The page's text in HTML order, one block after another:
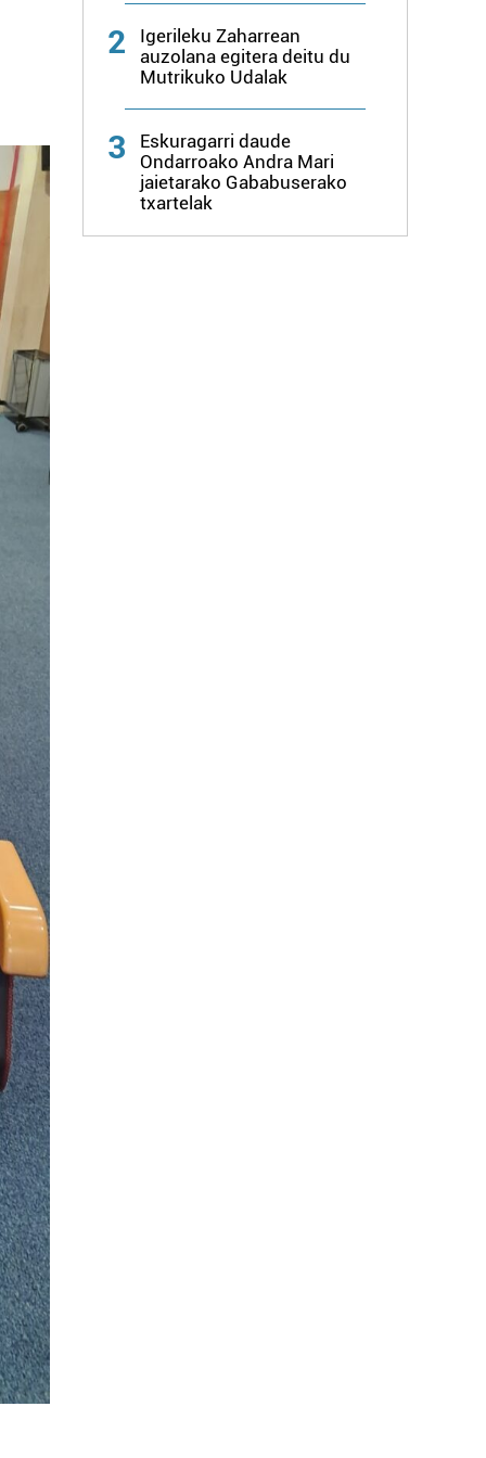
2
Igerileku Zaharrean
auzolana egitera deitu du
Mutrikuko Udalak
3
Eskuragarri daude
Ondarroako Andra Mari
jaietarako Gababuserako
txartelak